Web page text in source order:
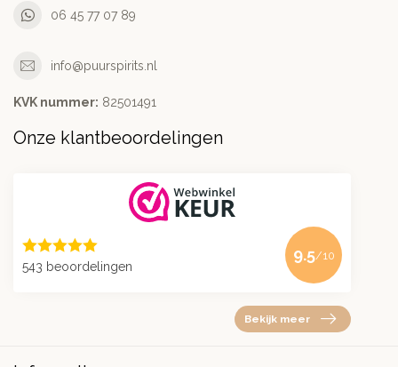
06 45 77 07 89
info@puurspirits.nl
KVK nummer: 82501491
Onze klantbeoordelingen
543 beoordelingen
9.5/10
Bekijk meer